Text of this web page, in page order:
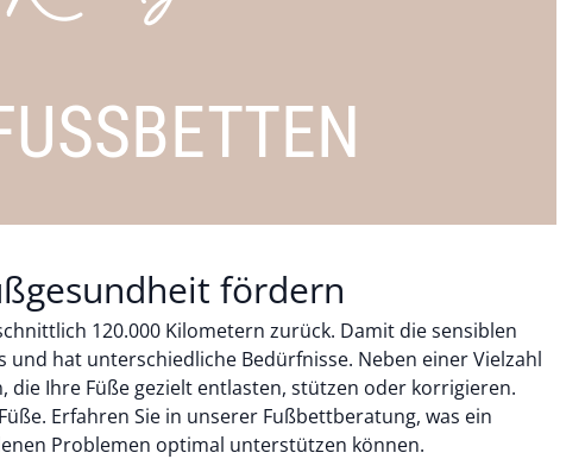
fördern
120.000 Kilometern zurück. Damit die sensiblen
hat unterschiedliche Bedürfnisse. Neben einer Vielzahl
Ihre Füße gezielt entlasten, stützen oder korrigieren.
Erfahren Sie in unserer Fußbettberatung, was ein
Problemen optimal unterstützen können.